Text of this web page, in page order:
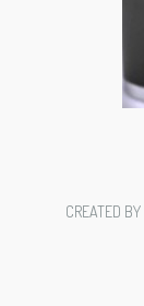
CREATED BY